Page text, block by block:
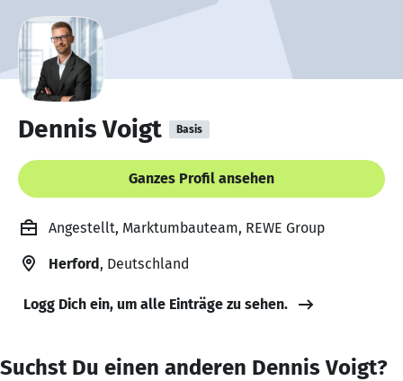
Dennis Voigt Basis
Ganzes Profil ansehen
Angestellt, Marktumbauteam, REWE Group
Herford, Deutschland
Logg Dich ein, um alle Einträge zu sehen.
Suchst Du einen anderen Dennis Voigt?